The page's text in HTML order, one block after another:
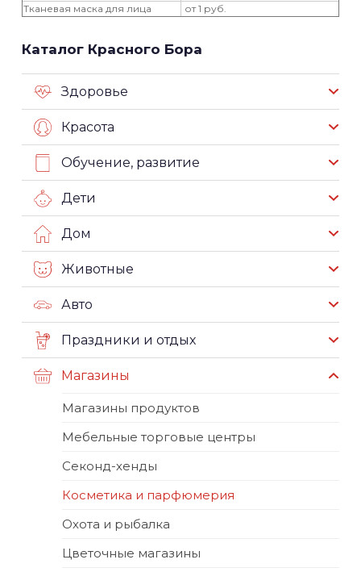
Тканевая маска для лица
от 1 руб.
Каталог Красного Бора
Здоровье
Красота
Обучение, развитие
Дети
Дом
Животные
Авто
Праздники и отдых
Магазины
Магазины продуктов
Мебельные торговые центры
Секонд-хенды
Косметика и парфюмерия
Охота и рыбалка
Цветочные магазины